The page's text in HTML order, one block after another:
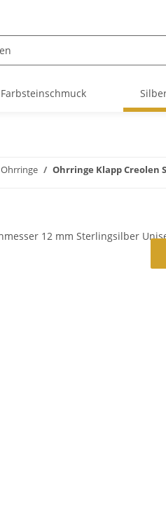
Farbsteinschmuck
Ohrringe Ohrringe Klapp Creolen